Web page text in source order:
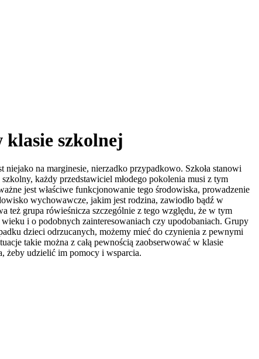
klasie szkolnej
na marginesie, nierzadko przypadkowo. Szkoła stanowi
każdy przedstawiciel młodego pokolenia musi z tym
jest właściwe funkcjonowanie tego środowiska, prowadzenie
wychowawcze, jakim jest rodzina, zawiodło bądź w
też grupa rówieśnicza szczególnie z tego względu, że w tym
i o podobnych zainteresowaniach czy upodobaniach. Grupy
dzieci odrzucanych, możemy mieć do czynienia z pewnymi
takie można z całą pewnością zaobserwować w klasie
żeby udzielić im pomocy i wsparcia.